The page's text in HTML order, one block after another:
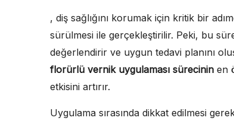
, diş sağlığını korumak için kritik bir
sürülmesi ile gerçekleştirilir. Peki, bu
değerlendirir ve uygun tedavi planını
florürlü vernik uygulaması sürecinin en
etkisini artırır.
Uygulama sırasında dikkat edilmesi